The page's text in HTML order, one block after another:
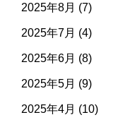
2025年8月 (7)
2025年7月 (4)
2025年6月 (8)
2025年5月 (9)
2025年4月 (10)